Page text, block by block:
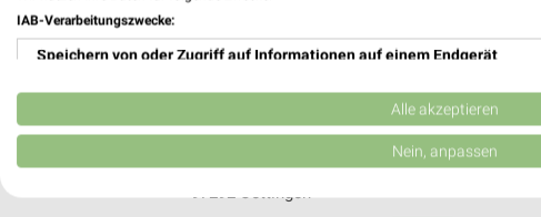
97292 Uettingen
Heute 07:00 - 20:00 Uhr | Geöffnet
Netto Marken-Discount Uettingen
Am Graben 5 und 7
97292 Uettingen
IAB-Verarbeitungszwecke:
Speichern von oder Zugriff auf Informationen auf einem Endgerät
Verwendung reduzierter Daten zur Auswahl von Werbeanzeigen
Erstellung von Profilen für personalisierte Werbung
Alle akzeptieren
Nein, anpassen